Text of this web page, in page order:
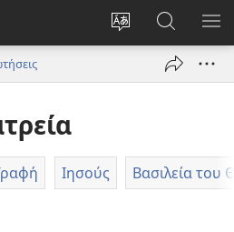
Αλλαγή
γλώσσας
ιστότοπου
Σύνδεση
(ανοίγει
παράθυρο)
στο
JW.ORG
Ιησούς Βασιλεία του